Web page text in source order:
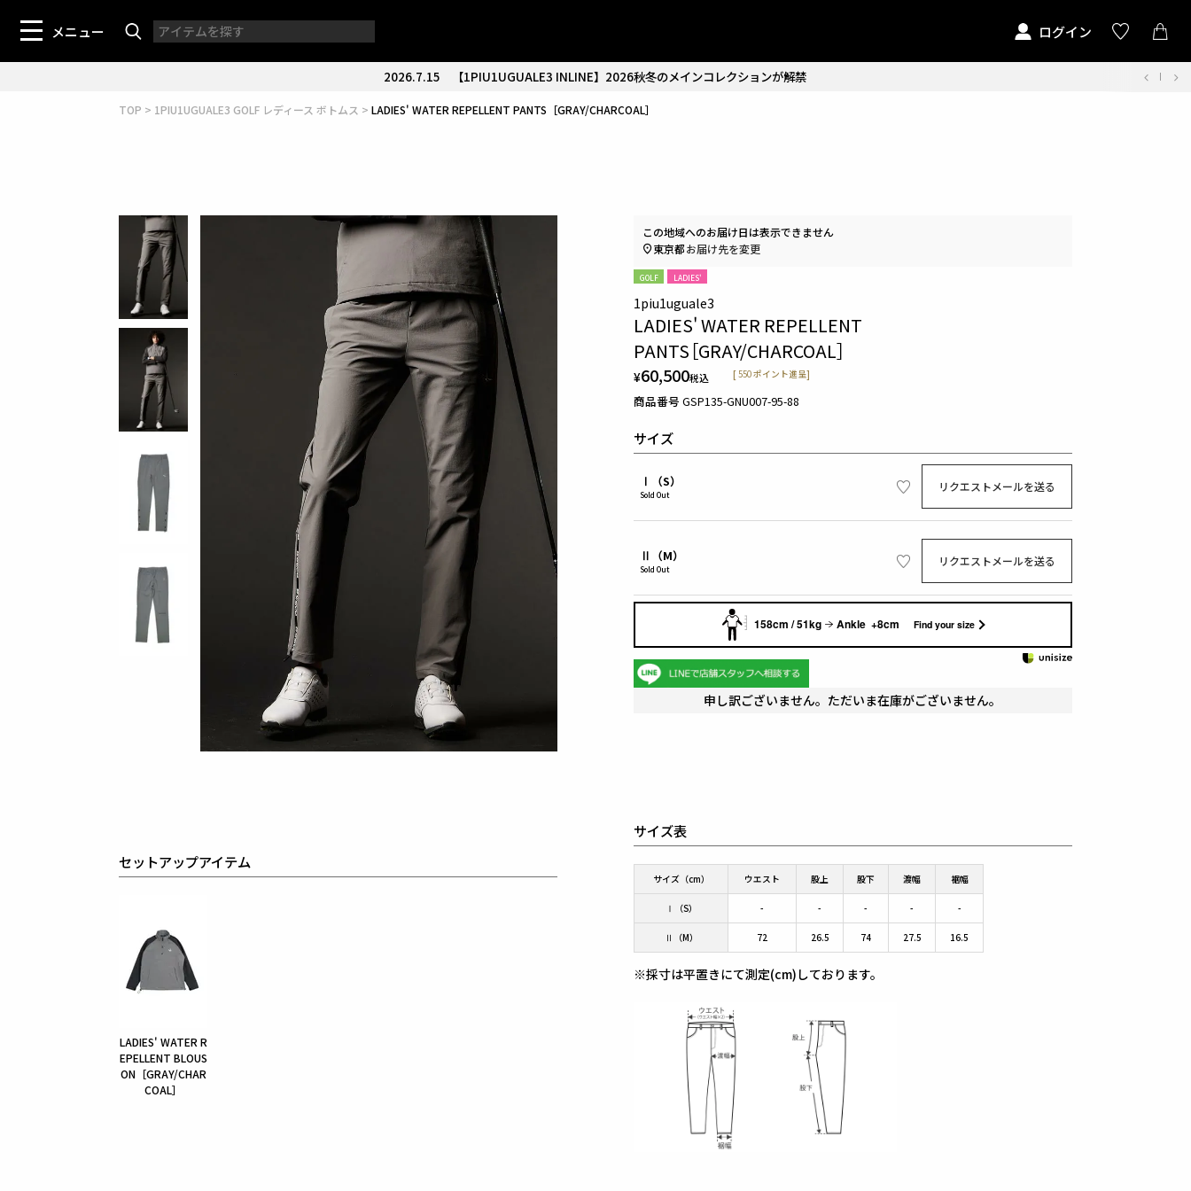
メニュー ログイン
2026.7.15 【1PIU1UGUALE3 INLINE】2026秋冬のメインコレクションが解禁
TOP 1PIU1UGUALE3 GOLF レディース ボトムス LADIES' WATER REPELLENT PANTS［GRAY/CHARCOAL］
GOLF LADIES'
1piu1uguale3
LADIES' WATER REPELLENT
PANTS［GRAY/CHARCOAL］
¥60,500税込 [550ポイント進呈]
商品番号 GSP135-GNU007-95-88
サイズ
Ⅰ（S）
Sold Out
リクエストメールを送る
Ⅱ（M）
Sold Out
リクエストメールを送る
158cm / 51kg Ankle +8cm Find your size
この地域へのお届け日は表示できません
東京都お届け先を変更
申し訳ございません。ただいま在庫がございません。
セットアップアイテム
LADIES' WATER R
EPELLENT BLOUS
ON［GRAY/CHAR
COAL］
サイズ表
サイズ（cm） ウエスト 股上 股下 渡幅 裾幅
Ⅰ（S） - - - - -
Ⅱ（M） 72 26.5 74 27.5 16.5
※採寸は平置きにて測定(cm)しております。